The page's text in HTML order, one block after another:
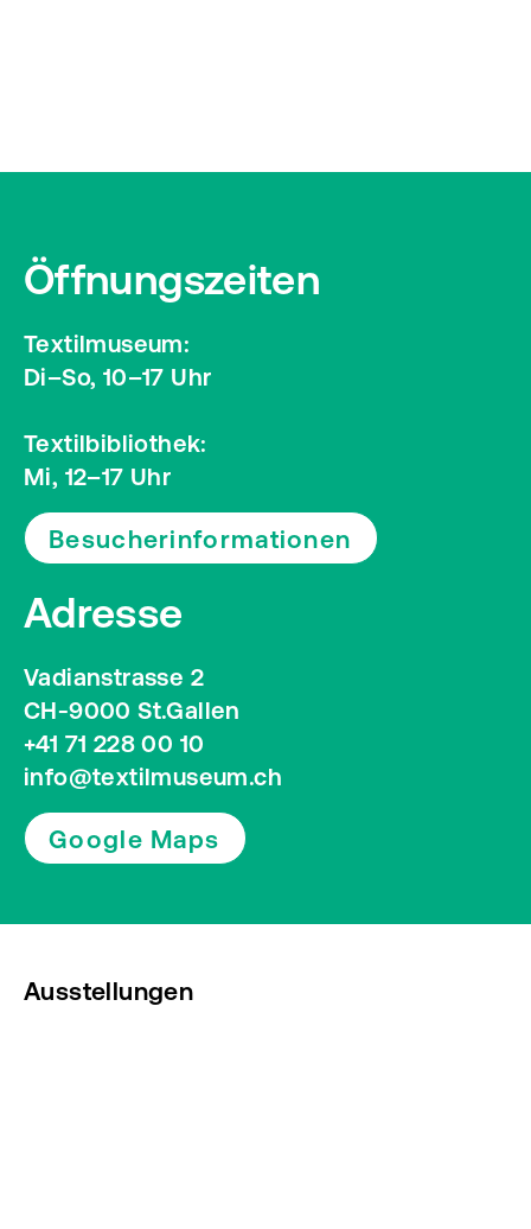
Öffnungszeiten
Textilmuseum:
Di–So, 10–17 Uhr
Textilbibliothek:
Mi, 12–17 Uhr
Besucherinformationen
Adresse
Vadianstrasse 2
CH-9000 St.Gallen
+41 71 228 00 10
info@textilmuseum.ch
Google Maps
Ausstellungen